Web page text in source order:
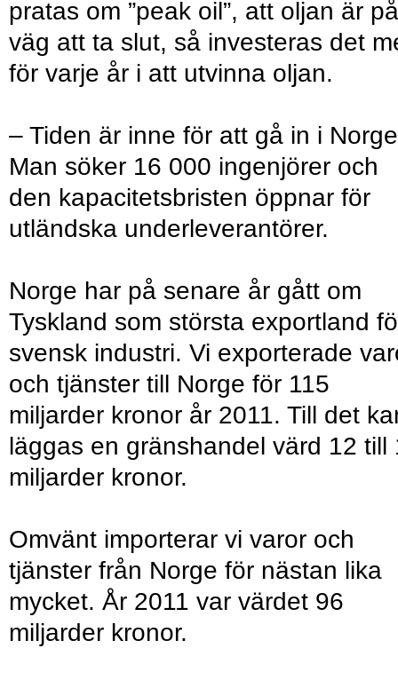
pratas om ”peak oil”, att oljan är på
väg att ta slut, så investeras det
för varje år i att utvinna oljan.
– Tiden är inne för att gå in i
Man söker 16 000 ingenjörer och
den kapacitetsbristen öppnar för
utländska underleverantörer.
Norge har på senare år gått om
Tyskland som största exportland
svensk industri. Vi exporterade
och tjänster till Norge för 115
miljarder kronor år 2011. Till det
läggas en gränshandel värd 12 till
miljarder kronor.
Omvänt importerar vi varor och
tjänster från Norge för nästan lika
mycket. År 2011 var värdet 96
miljarder kronor.